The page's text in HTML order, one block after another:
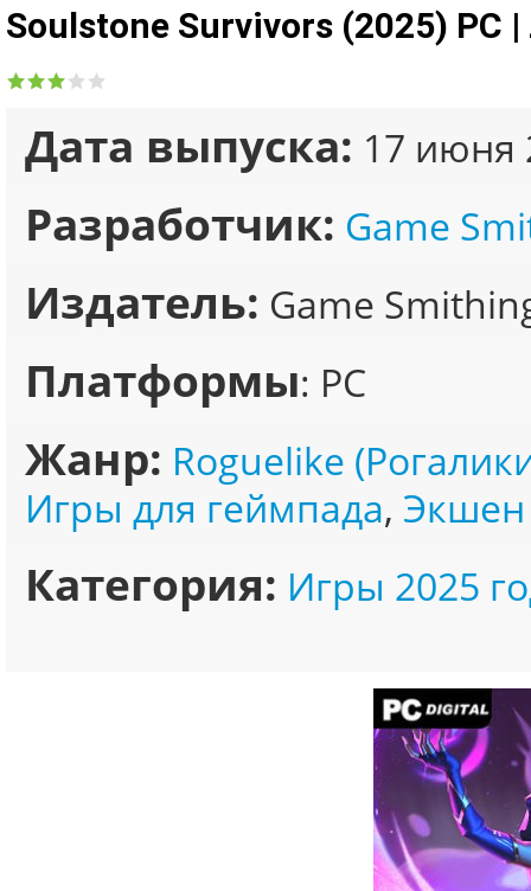
Soulstone Survivors (2025) PC
Дата выпуска: 17 июня
Разработчик: Game
Издатель: Game
Платформы: PC
Жанр: Roguelike
Игры для геймпада, Экшен
Категория: Игры 2025